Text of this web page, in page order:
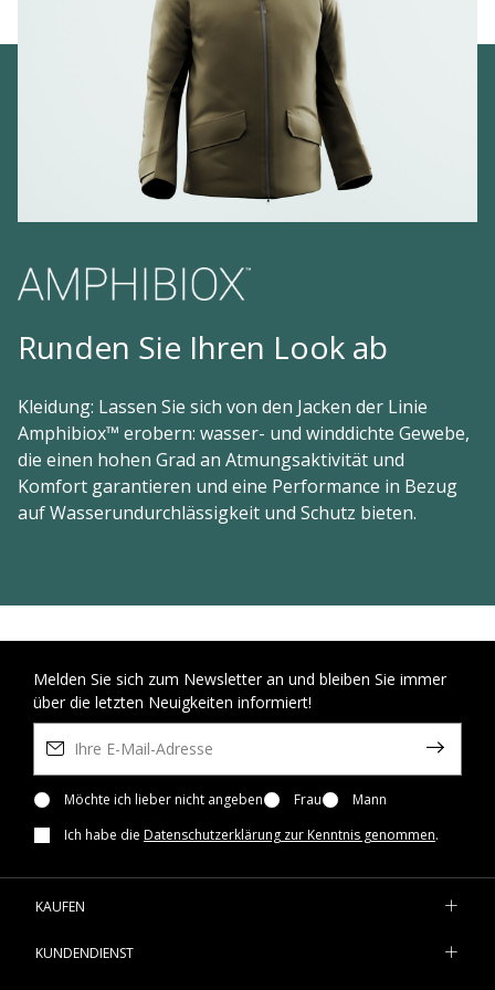
Runden Sie Ihren Look ab
Kleidung: Lassen Sie sich von den Jacken der Linie
Amphibiox™ erobern: wasser- und winddichte Gewebe,
die einen hohen Grad an Atmungsaktivität und
Komfort garantieren und eine Performance in Bezug
auf Wasserundurchlässigkeit und Schutz bieten.
Melden Sie sich zum Newsletter an und bleiben Sie immer
über die letzten Neuigkeiten informiert!
Möchte ich lieber nicht angeben Frau
Mann
Ich habe die Datenschutzerklärung zur Kenntnis genommen.
KAUFEN
KUNDENDIENST